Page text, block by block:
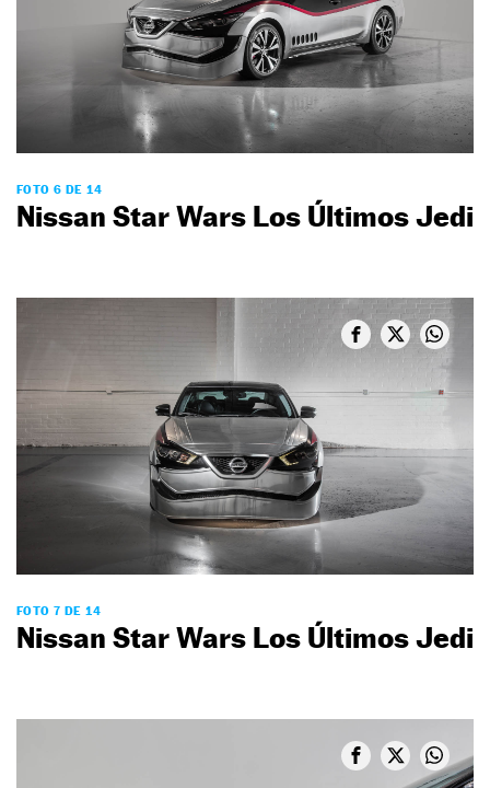
FOTO 6 DE 14
Nissan Star Wars Los Últimos Jedi
FOTO 7 DE 14
Nissan Star Wars Los Últimos Jedi